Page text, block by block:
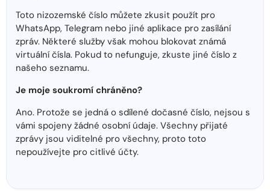
Toto nizozemské číslo můžete zkusit použít pro
WhatsApp, Telegram nebo jiné aplikace pro zasílání
zpráv. Některé služby však mohou blokovat známá
virtuální čísla. Pokud to nefunguje, zkuste jiné číslo z
našeho seznamu.
Je moje soukromí chráněno?
Ano. Protože se jedná o sdílené dočasné číslo, nejsou s
vámi spojeny žádné osobní údaje. Všechny přijaté
zprávy jsou viditelné pro všechny, proto toto
nepoužívejte pro citlivé účty.